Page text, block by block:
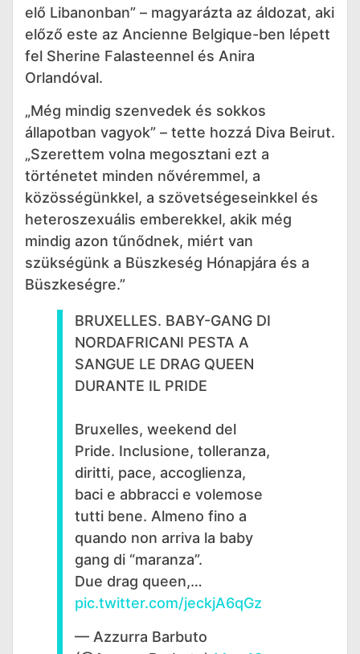
elő Libanonban” – magyarázta az áldozat, aki
előző este az Ancienne Belgique-ben lépett
fel Sherine Falasteennel és Anira
Orlandóval.
„Még mindig szenvedek és sokkos
állapotban vagyok” – tette hozzá Diva Beirut.
„Szerettem volna megosztani ezt a
történetet minden nővéremmel, a
közösségünkkel, a szövetségeseinkkel és
heteroszexuális emberekkel, akik még
mindig azon tűnődnek, miért van
szükségünk a Büszkeség Hónapjára és a
Büszkeségre.”
BRUXELLES. BABY-GANG DI
NORDAFRICANI PESTA A
SANGUE LE DRAG QUEEN
DURANTE IL PRIDE
Bruxelles, weekend del
Pride. Inclusione, tolleranza,
diritti, pace, accoglienza,
baci e abbracci e volemose
tutti bene. Almeno fino a
quando non arriva la baby
gang di “maranza”.
Due drag queen,…
pic.twitter.com/jeckjA6qGz
— Azzurra Barbuto